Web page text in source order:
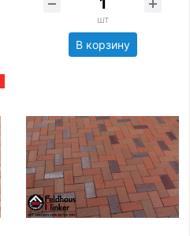
шт
В корзину